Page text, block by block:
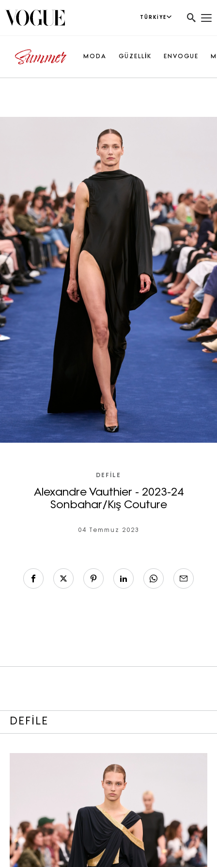
TÜRKIYE
MODA GÜZELLİK ENVOGUE
DEFILE
Alexandre Vauthier - 2023-24
Sonbahar/Kış Couture
04 Temmuz 2023
DEFİLE